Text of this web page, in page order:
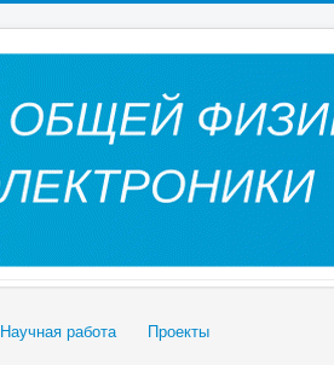
Научная работа Проекты